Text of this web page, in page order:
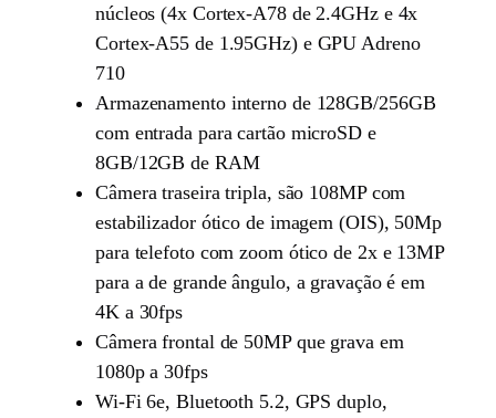
núcleos (4x Cortex-A78 de 2.4GHz e 4x
Cortex-A55 de 1.95GHz) e GPU Adreno
710
Armazenamento interno de 128GB/256GB
com entrada para cartão microSD e
8GB/12GB de RAM
Câmera traseira tripla, são 108MP com
estabilizador ótico de imagem (OIS), 50Mp
para telefoto com zoom ótico de 2x e 13MP
para a de grande ângulo, a gravação é em
4K a 30fps
Câmera frontal de 50MP que grava em
1080p a 30fps
Wi-Fi 6e, Bluetooth 5.2, GPS duplo,